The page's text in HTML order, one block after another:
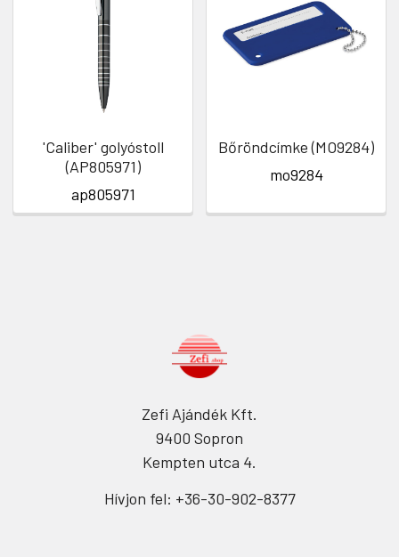
'Caliber' golyóstoll
(AP805971)
ap805971
Bőröndcímke (MO9284)
mo9284
Zefi Ajándék Kft.
9400 Sopron
Kempten utca 4.
Hívjon fel: +36-30-902-8377